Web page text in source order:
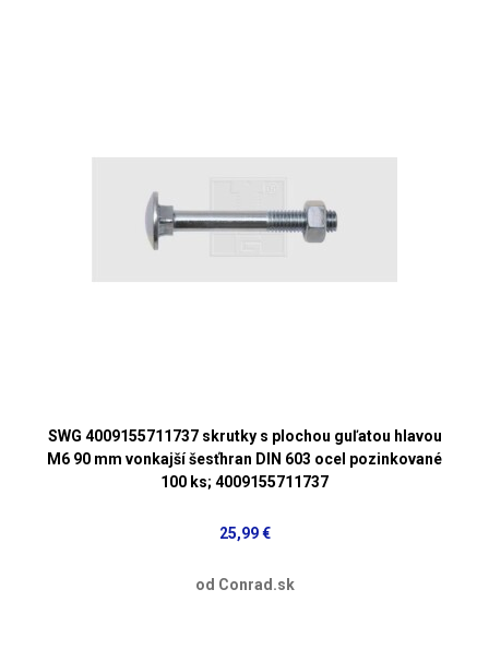
SWG 4009155711737 skrutky s plochou guľatou hlavou
M6 90 mm vonkajší šesťhran DIN 603 ocel pozinkované
100 ks; 4009155711737
25,99 €
od Conrad.sk